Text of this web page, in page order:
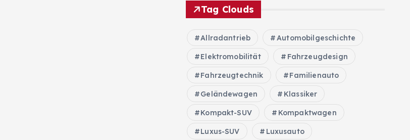
Tag Clouds
Allradantrieb Automobilgeschichte
Elektromobilität Fahrzeugdesign
Fahrzeugtechnik Familienauto
Geländewagen Klassiker
Kompakt-SUV Kompaktwagen
Luxus-SUV Luxusauto